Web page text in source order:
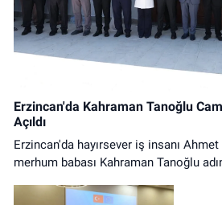
Erzincan'da Kahraman Tanoğlu
Açıldı
Erzincan'da hayırsever iş insanı
merhum babası Kahraman Tanoğlu